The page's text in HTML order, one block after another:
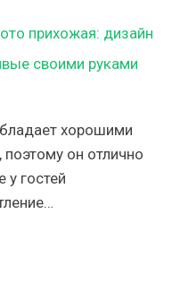
прихожая: дизайн
своими руками
хорошими
поэтому он отлично
у гостей